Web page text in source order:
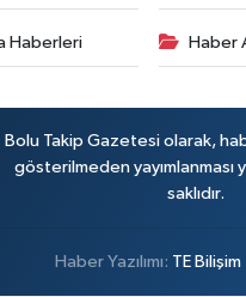
Haberleri Haber
Bolu Takip Gazetesi olarak,
gösterilmeden yayımlanması
saklıdır.
Haber Yazılımı: TE Bilişim